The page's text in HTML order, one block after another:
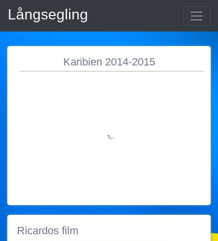
Långsegling
Karibien 2014-2015
Ricardos film